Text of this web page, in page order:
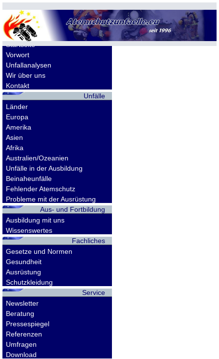
Allgemeines
Startseite
Vorwort
Unfallanalysen
Wir über uns
Kontakt
Unfälle
Länder
Europa
Amerika
Asien
Afrika
Australien/Ozeanien
Unfälle in der Ausbildung
Beinaheunfälle
Fehlender Atemschutz
Probleme mit der Ausrüstung
Aus- und Fortbildung
Ausbildung mit uns
Wissenswertes
Fachliches
Gesetze und Normen
Gesundheit
Ausrüstung
Schutzkleidung
Service
Newsletter
Beratung
Pressespiegel
Referenzen
Umfragen
Download